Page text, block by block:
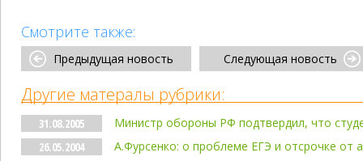
Смотрите также:
Предыдущая новость Следующая новость
Другие матералы рубрики:
31.08.2005
Министр обороны РФ подтвердил, что
26.05.2004
А.Фурсенко: о проблеме ЕГЭ и отсрочке от